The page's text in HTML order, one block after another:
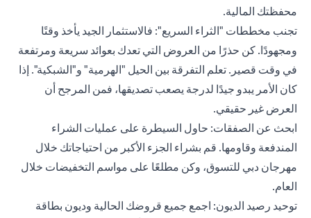
محفظتك المالية.
تجنب مخططات "الثراء السريع": فالاستثمار الجيد يأخذ وقتًا
ومجهودًا. كن حذرًا من العروض التي تعدك بعوائد سريعة ومرتفعة
في وقت قصير. تعلم التفرقة بين الحيل "الهرمية" و"الشبكية". إذا
كان الأمر يبدو جيدًا لدرجة يصعب تصديقها، فمن المرجح أن
العرض غير حقيقي.
ابحث عن الصفقات: حاول السيطرة على عمليات الشراء
المندفعة وقاومها. قم بشراء الجزء الأكبر من احتياجاتك خلال
مهرجان دبي للتسوق، وكن مطلعًا على مواسم التخفيضات خلال
العام.
توحيد رصيد الديون: اجمع جميع قروضك الحالية وديون بطاقة